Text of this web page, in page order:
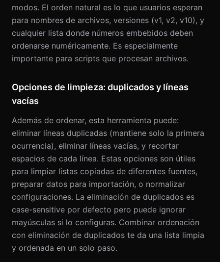
modos. El orden natural es lo que usuarios esperan
para nombres de archivos, versiones (v1, v2, v10), y
cualquier lista donde números embebidos deben
ordenarse numéricamente. Es especialmente
importante para scripts que procesan archivos.
Opciones de limpieza: duplicados y líneas
vacías
Además de ordenar, esta herramienta puede:
eliminar líneas duplicadas (mantiene solo la primera
ocurrencia), eliminar líneas vacías, y recortar
espacios de cada línea. Estas opciones son útiles
para limpiar listas copiadas de diferentes fuentes,
preparar datos para importación, o normalizar
configuraciones. La eliminación de duplicados es
case-sensitive por defecto pero puede ignorar
mayúsculas si lo configuras. Combinar ordenación
con eliminación de duplicados te da una lista limpia
y ordenada en un solo paso.